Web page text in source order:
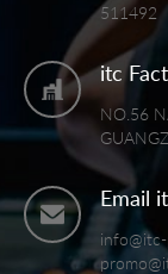
511492
itc
NO.56
Email